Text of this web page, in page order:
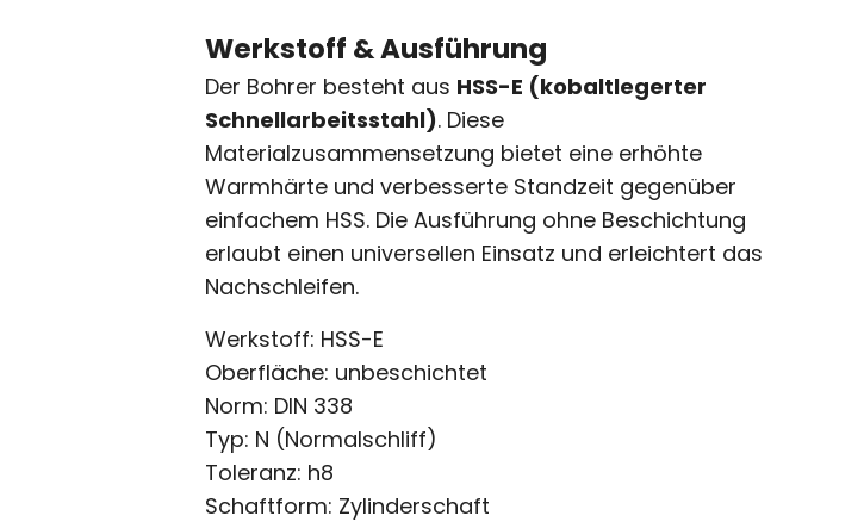
Werkstoff & Ausführung
Der Bohrer besteht aus HSS-E (kobaltlegerter
Schnellarbeitsstahl). Diese
Materialzusammensetzung bietet eine erhöhte
Warmhärte und verbesserte Standzeit gegenüber
einfachem HSS. Die Ausführung ohne Beschichtung
erlaubt einen universellen Einsatz und erleichtert das
Nachschleifen.
Werkstoff: HSS-E
Oberfläche: unbeschichtet
Norm: DIN 338
Typ: N (Normalschliff)
Toleranz: h8
Schaftform: Zylinderschaft